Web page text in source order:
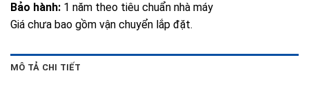
Bảo hành: 1 năm theo tiêu chuẩn nhà máy
Giá chưa bao gồm vận chuyển lắp đặt.
MÔ TẢ CHI TIẾT